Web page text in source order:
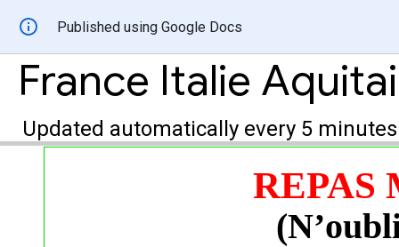
Published using Google Docs
France Italie
Updated automatically every 5 minutes
REPAS